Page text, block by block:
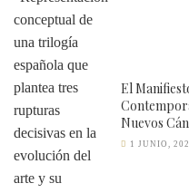
El
Nuevos
1 JUNIO,